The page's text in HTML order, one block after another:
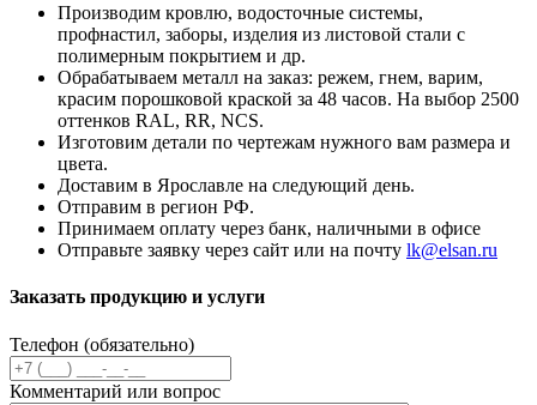
Производим кровлю, водосточные системы,
профнастил, заборы, изделия из листовой стали с
полимерным покрытием и др.
Обрабатываем металл на заказ: режем, гнем, варим,
красим порошковой краской за 48 часов. На выбор 2500
оттенков RAL, RR, NCS.
Изготовим детали по чертежам нужного вам размера и
цвета.
Доставим в Ярославле на следующий день.
Отправим в регион РФ.
Принимаем оплату через банк, наличными в офисе
Отправьте заявку через сайт или на почту lk@elsan.ru
Заказать продукцию и услуги
Телефон (обязательно)
Комментарий или вопрос